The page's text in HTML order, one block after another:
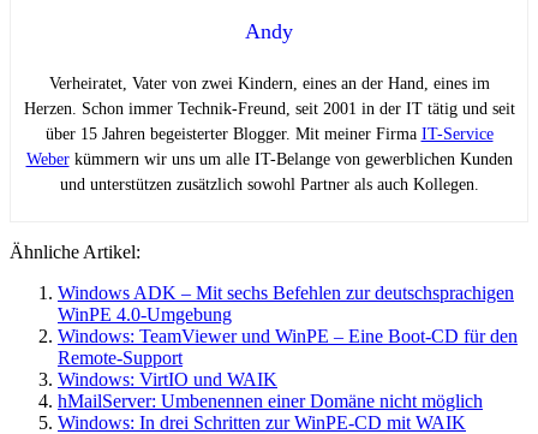
Andy
Verheiratet, Vater von zwei Kindern, eines an der Hand, eines im
Herzen. Schon immer Technik-Freund, seit 2001 in der IT tätig und seit
über 15 Jahren begeisterter Blogger. Mit meiner Firma IT-Service
Weberkümmern wir uns um alle IT-Belange von gewerblichen Kunden
und unterstützen zusätzlich sowohl Partner als auch Kollegen.
Ähnliche Artikel:
Windows ADK – Mit sechs Befehlen zur deutschsprachigen
WinPE 4.0-Umgebung
Windows: TeamViewer und WinPE – Eine Boot-CD für den
Remote-Support
Windows: VirtIO und WAIK
hMailServer: Umbenennen einer Domäne nicht möglich
Windows: In drei Schritten zur WinPE-CD mit WAIK